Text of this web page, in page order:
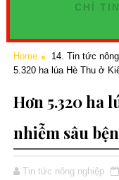
CHỈ
Home 14. Tin tức
5.320 ha lúa Hè Thu ở
Hơn 5.320 ha
nhiễm sâu
Tin tức nông nghiệp